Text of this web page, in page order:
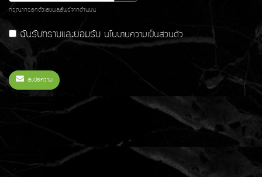
กรุณากรอกตัวเลขผลลัพธ์จากด้านบน
ฉันรับทราบและยอมรับ นโยบายความเป็นส่วนตัว
ส่งข้อความ